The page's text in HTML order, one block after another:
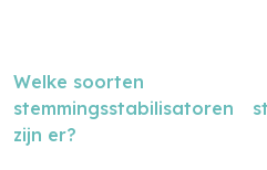
Welke soorten
stemmingsstabilisatoren
zijn er?